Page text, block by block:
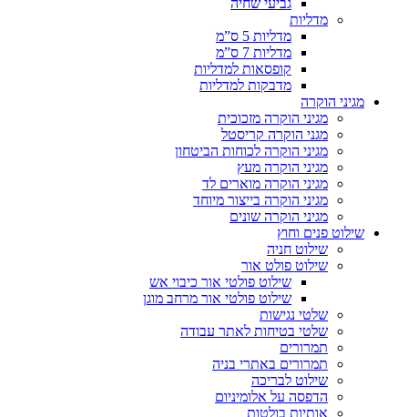
גביעי שחיה
מדליות
מדליות 5 ס”מ
מדליות 7 ס”מ
קופסאות למדליות
מדבקות למדליות
מגיני הוקרה
מגיני הוקרה מזכוכית
מגני הוקרה קריסטל
מגיני הוקרה לכוחות הביטחון
מגיני הוקרה מעץ
מגיני הוקרה מוארים לד
מגיני הוקרה בייצור מיוחד
מגיני הוקרה שונים
שילוט פנים וחוץ
שילוט חניה
שילוט פולט אור
שילוט פולטי אור כיבוי אש
שילוט פולטי אור מרחב מוגן
שלטי נגישות
שלטי בטיחות לאתר עבודה
תמרורים
תמרורים באתרי בניה
שילוט לבריכה
הדפסה על אלומיניום
אותיות בולטות